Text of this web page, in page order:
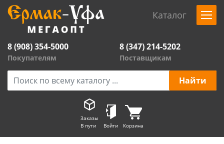
Каталог
8 (908) 354-5000
Покупателям
8 (347) 214-5202
Поставщикам
Заказы
В пути
Войти Корзина